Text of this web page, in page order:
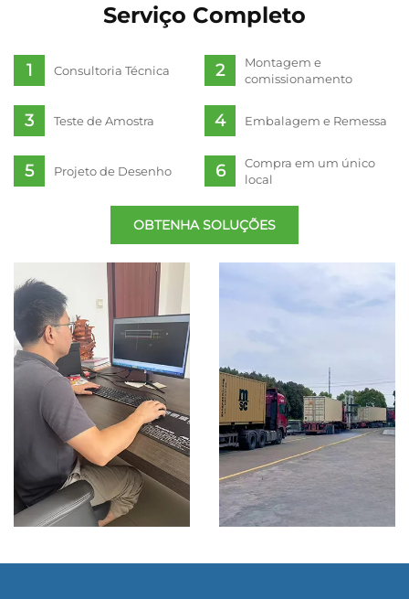
Serviço Completo
Consultoria Técnica
Montagem e
comissionamento
Teste de Amostra Embalagem e Remessa
Projeto de Desenho
Compra em um único
local
OBTENHA SOLUÇÕES